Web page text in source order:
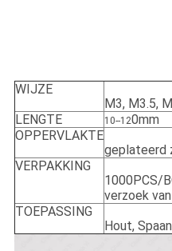
WIJZE
M3, M3.5,
LENGTE
10--120mm
OPPERVLAKTE
geplateerd
VERPAKKING
1000PCS/
verzoek
TOEPASSING
Hout,